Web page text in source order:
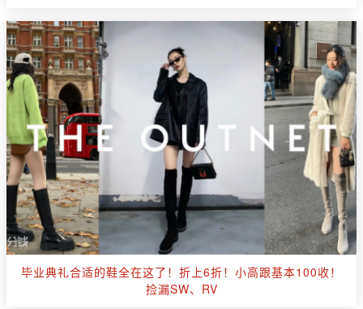
毕业典礼合适的鞋全在这了！折上6折！小高跟基本100收！
捡漏SW、RV